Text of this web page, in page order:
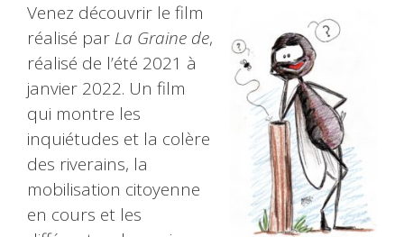
Venez découvrir le film
réalisé par La Graine de,
réalisé de l’été 2021 à
janvier 2022. Un film
qui montre les
inquiétudes et la colère
des riverains, la
mobilisation citoyenne
en cours et les